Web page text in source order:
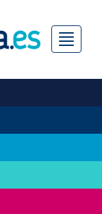
Menú